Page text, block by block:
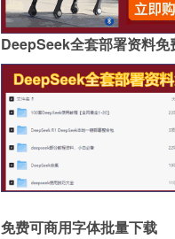
DeepSeek全套部署资料免
免费可商用字体批量下载